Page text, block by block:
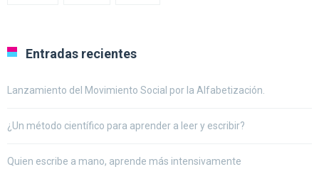
Entradas recientes
Lanzamiento del Movimiento Social por la Alfabetización.
¿Un método científico para aprender a leer y escribir?
Quien escribe a mano, aprende más intensivamente